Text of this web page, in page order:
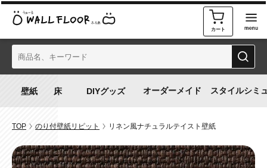
カート
オーダーメイド スタイルシミ
TOP のり付壁紙リピット リネン風ナチュラルテイスト壁紙